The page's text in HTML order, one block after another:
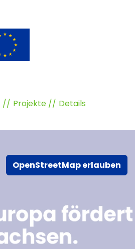
Projekte Details
OpenStreetMap erlauben